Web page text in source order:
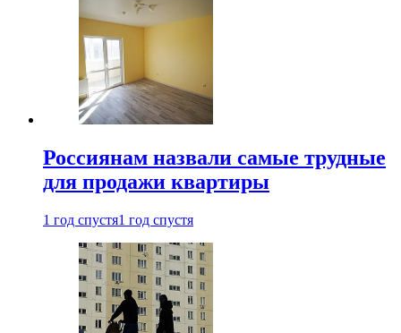
Россиянам назвали самые трудные
для продажи квартиры
1 год спустя1 год спустя